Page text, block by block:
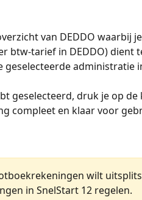
van DEDDO waarbij
btw-tarief in DEDDO) dient
administratie
geselecteerd, druk je op de
compleet en klaar voor
wilt
in SnelStart 12 regelen.